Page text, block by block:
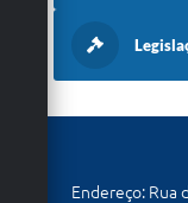
Endereço: Rua